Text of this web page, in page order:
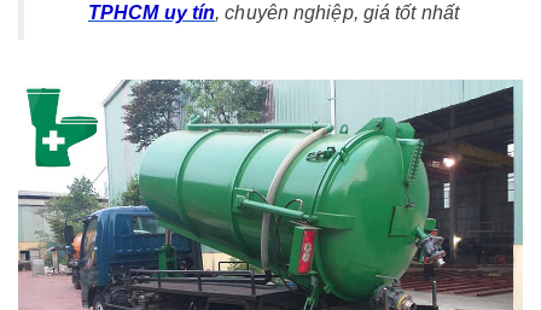
TPHCM uy tín, chuyên nghiệp, giá tốt nhất